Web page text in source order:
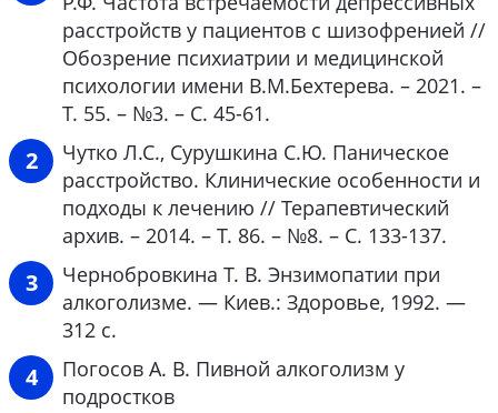
расстройств у пациентов с шизофренией //
Обозрение психиатрии и медицинской
психологии имени В.М.Бехтерева. – 2021. –
Т. 55. – №3. – С. 45-61.
Чутко Л.С., Сурушкина С.Ю. Паническое
расстройство. Клинические особенности и
подходы к лечению // Терапевтический
архив. – 2014. – Т. 86. – №8. – С. 133-137.
Чернобровкина Т. В. Энзимопатии при
алкоголизме. — Киев.: Здоровье, 1992. —
312 с.
Погосов А. В. Пивной алкоголизм у
подростков